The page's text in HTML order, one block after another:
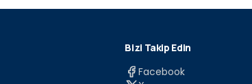
Bizi Takip Edin
Facebook